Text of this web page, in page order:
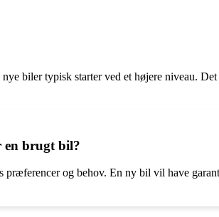
biler typisk starter ved et højere niveau.
en brugt bil?
og behov. En ny bil vil have